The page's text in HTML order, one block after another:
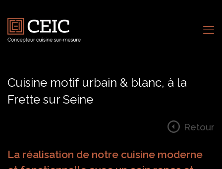
Cuisine motif urbain & blanc, à la
Frette sur Seine
Retour
La réalisation de notre cuisine moderne